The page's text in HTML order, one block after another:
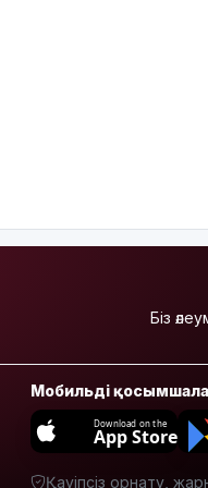
көңіл
айтты
Құрылысшыларға
құрмет:
Қызылордада
Біз
Мобильді
Download on the
App Store
Қауіпсіз орнату,